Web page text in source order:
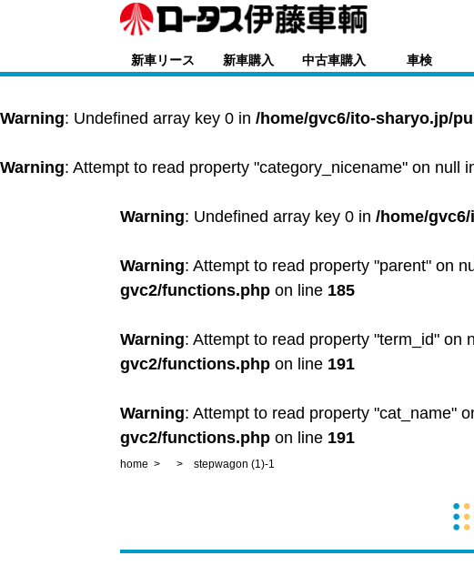
新車リース 新車購入 中古車購入 車検
Warning: Undefined array key 0 in /home/gvc6/ito-sharyo.jp/
Warning: Attempt to read property "category_nicename" on null
Warning: Undefined array key 0 in /home/
Warning: Attempt to read property "parent" on
gvc2/functions.php on line 185
Warning: Attempt to read property "term_id" on
gvc2/functions.php on line 191
Warning: Attempt to read property "cat_name"
gvc2/functions.php on line 191
home stepwagon (1)-1